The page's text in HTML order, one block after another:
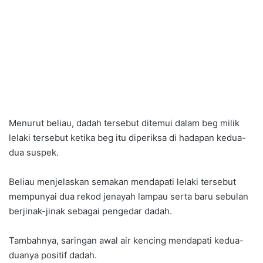
Menurut beliau, dadah tersebut ditemui dalam beg milik
lelaki tersebut ketika beg itu diperiksa di hadapan kedua-
dua suspek.
Beliau menjelaskan semakan mendapati lelaki tersebut
mempunyai dua rekod jenayah lampau serta baru sebulan
berjinak-jinak sebagai pengedar dadah.
Tambahnya, saringan awal air kencing mendapati kedua-
duanya positif dadah.